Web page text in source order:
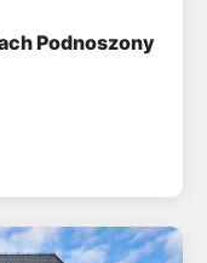
Podnoszony